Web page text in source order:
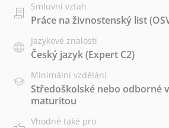
Smluvní vztah
Práce na živnostenský list
Jazykové znalosti
Český jazyk(Expert C2)
Minimální vzdělání
Středoškolské nebo odborné
maturitou
Vhodné také pro